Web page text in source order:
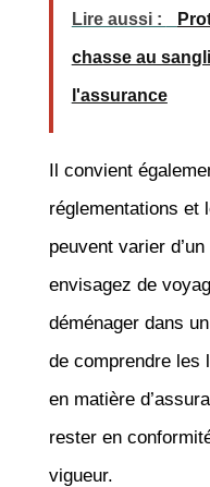
Lire aussi :
chasse au
l'assurance
Il convient
réglementations et
peuvent varier
envisagez de
déménager dans
de comprendre les
en matière
rester en
vigueur.